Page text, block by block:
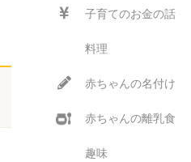
子育てのお金の話
料理
赤ちゃんの名付け
赤ちゃんの離乳食
趣味